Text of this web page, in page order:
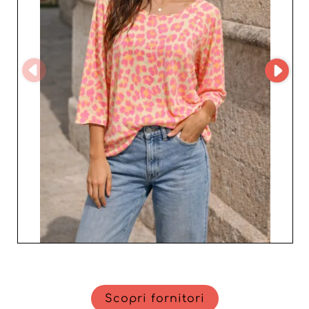
anche di un servizio clienti esemplare, garantendo una
collaborazione fluida e redditizia. L'affidabilità e la
professionalità di APRIL STORY S.L lo rendono una scelta
privilegiata per gli imprenditori che desiderano
distinguersi nel competitivo settore del prêt-à-porter
femminile. Esplora l'universo di APRIL STORY S.L e offri
alla tua clientela il meglio della moda, godendo al
contempo di un'esperienza d'acquisto senza pensieri
grazie a strumenti tecnologici avanzati e a un servizio
personalizzato.
Scopri fornitori